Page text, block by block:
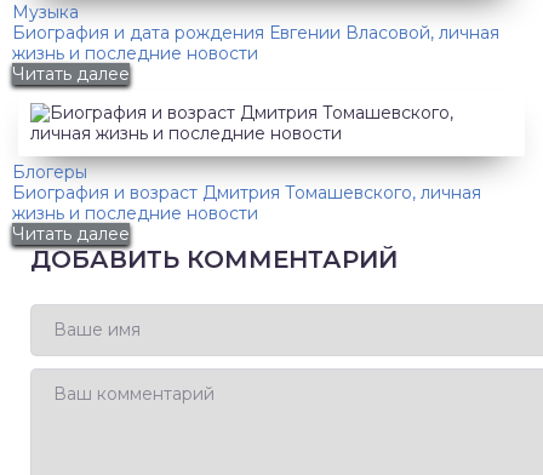
Музыка
Биография и дата рождения Евгении Власовой, личная
жизнь и последние новости
Читать далее
Блогеры
Биография и возраст Дмитрия Томашевского, личная
жизнь и последние новости
Читать далее
ДОБАВИТЬ КОММЕНТАРИЙ